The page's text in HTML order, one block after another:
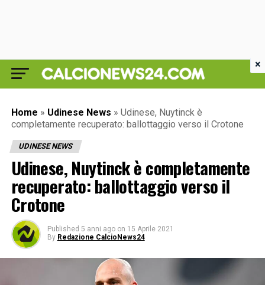
Home » Udinese News » Udinese, Nuytinck è
completamente recuperato: ballottaggio verso il Crotone
UDINESE NEWS
Udinese, Nuytinck è completamente
recuperato: ballottaggio verso il
Crotone
Published 5 anni ago on 15 Aprile 2021
By Redazione CalcioNews24
×